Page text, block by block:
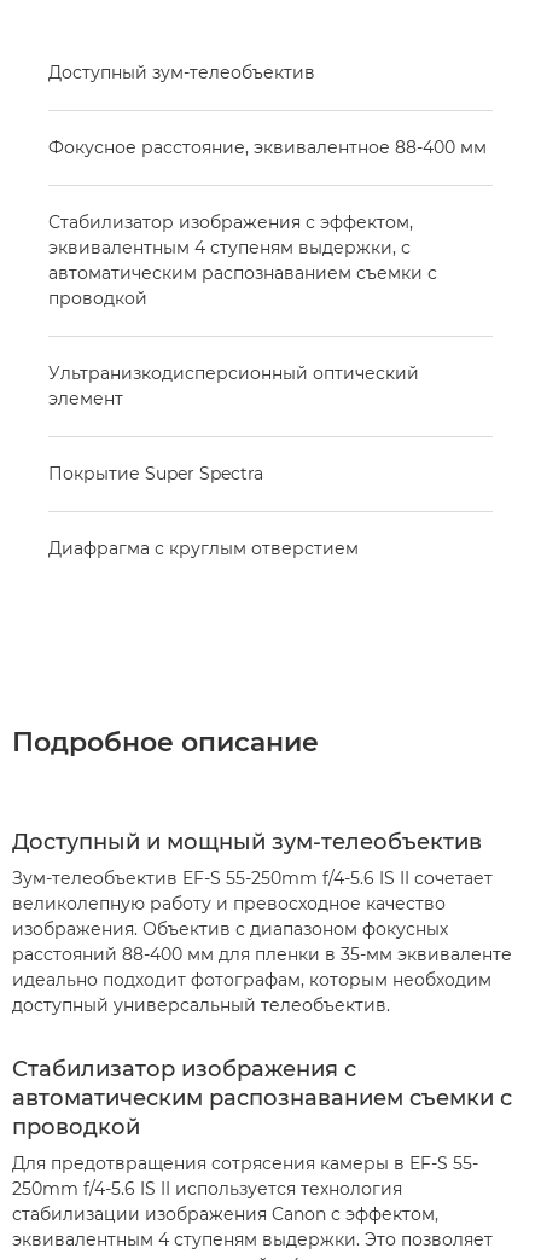
Доступный зум-телеобъектив
Фокусное расстояние, эквивалентное 88-400 мм
Стабилизатор изображения с эффектом,
эквивалентным 4 ступеням выдержки, с
автоматическим распознаванием съемки с
проводкой
Ультранизкодисперсионный оптический
элемент
Покрытие Super Spectra
Диафрагма с круглым отверстием
Подробное описание
Доступный и мощный зум-телеобъектив
Зум-телеобъектив EF-S 55-250mm f/4-5.6 IS II сочетает
великолепную работу и превосходное качество
изображения. Объектив с диапазоном фокусных
расстояний 88-400 мм для пленки в 35-мм эквиваленте
идеально подходит фотографам, которым необходим
доступный универсальный телеобъектив.
Стабилизатор изображения с
автоматическим распознаванием съемки с
проводкой
Для предотвращения сотрясения камеры в EF-S 55-
250mm f/4-5.6 IS II используется технология
стабилизации изображения Canon с эффектом,
эквивалентным 4 ступеням выдержки. Это позволяет